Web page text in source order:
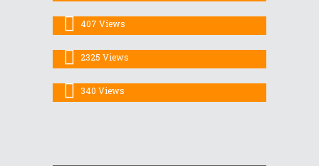
407 Views
temporali
14 Luglio 2026
2325 Views
Prosegue l’estate…! per alcuni
giorni senza eccessi termici
estremi sulle Dolomiti
8 Luglio 2026
340 Views